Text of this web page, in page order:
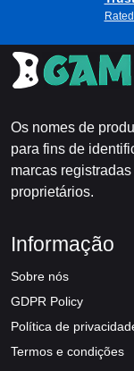
Os nomes de
para fins de
marcas
proprietários.
Informação
Sobre nós
GDPR Policy
Política de
Termos e condições